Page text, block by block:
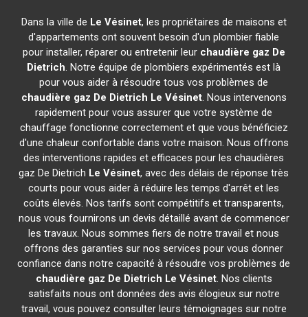
Dans la ville de Le Vésinet, les propriétaires de maisons et
d'appartements ont souvent besoin d'un plombier fiable
pour installer, réparer ou entretenir leur chaudière gaz De
Dietrich. Notre équipe de plombiers expérimentés est là
pour vous aider à résoudre tous vos problèmes de
chaudière gaz De Dietrich Le Vésinet. Nous intervenons
rapidement pour vous assurer que votre système de
chauffage fonctionne correctement et que vous bénéficiez
d'une chaleur confortable dans votre maison. Nous offrons
des interventions rapides et efficaces pour les chaudières
gaz De Dietrich Le Vésinet, avec des délais de réponse très
courts pour vous aider à réduire les temps d'arrêt et les
coûts élevés. Nos tarifs sont compétitifs et transparents,
nous vous fournirons un devis détaillé avant de commencer
les travaux. Nous sommes fiers de notre travail et nous
offrons des garanties sur nos services pour vous donner
confiance dans notre capacité à résoudre vos problèmes de
chaudière gaz De Dietrich Le Vésinet. Nos clients
satisfaits nous ont données des avis élogieux sur notre
travail, vous pouvez consulter leurs témoignages sur notre